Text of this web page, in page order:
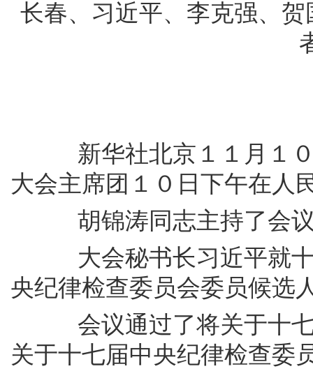
长春、习近平、李克强、
新华社北京１１月１０
大会主席团１０日下午在人
胡锦涛同志主持了会
大会秘书长习近平就十
央纪律检查委员会委员候选
会议通过了将关于十七
关于十七届中央纪律检查委